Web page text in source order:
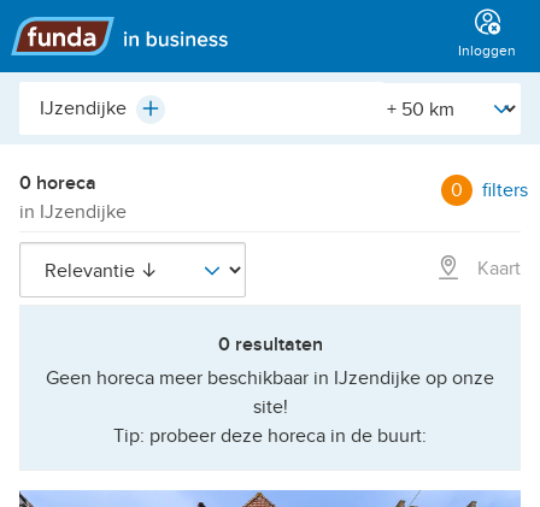
Hoofdmenu
Inloggen
Plaats,
etc.
Plus [Straal]
0 horeca
in IJzendijke
0 filters
Kaart
0 resultaten
Geen horeca meer beschikbaar in IJzendijke op onze
site!
Tip: probeer deze horeca in de buurt: